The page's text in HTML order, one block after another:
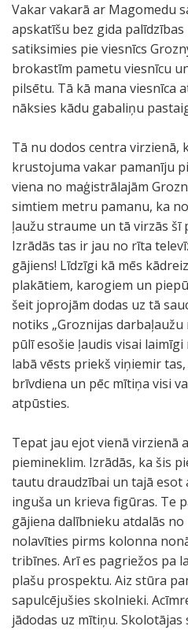
Vakar vakarā ar Magomedu
apskatīšu bez gida
satiksimies pie viesnīcs
brokastīm pametu viesnīcu
pilsētu. Tā kā mana viesnīca
nāksies kādu gabaliņu
Tā nu dodos centra virzienā,
krustojuma vakar pamanīju
viena no maģistrālajām
simtiem metru pamanu, ka
ļaužu straume un tā virzās šī
Izrādās tas ir jau no rīta
gājiens! Līdzīgi kā mēs
plakātiem, karogiem un
šeit joprojām dodas uz tā
notiks „Groznijas darbaļaužu
pūlī esošie ļaudis visai
labā vēsts priekš viņiemir
brīvdiena un pēc mītiņa visi
atpūsties.
Tepat jau ejot vienā virzienā
piemineklim. Izrādās, ka šis
tautu draudzībai un tajā
inguša un krieva figūras. Te
gājiena dalībnieku atdalās
nolavīties pirms kolonna
tribīnes. Arī es pagriežos pa
plašu prospektu. Aiz stūra
sapulcējušies skolnieki.
jādodas uz mītiņu.